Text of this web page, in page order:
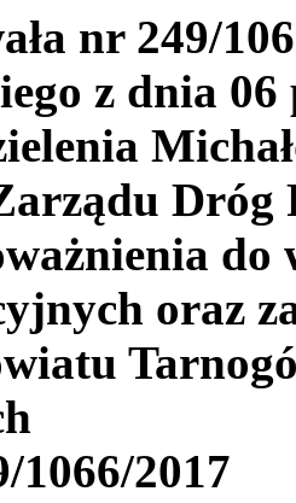
nr 249/
z dnia
Dróg
do
oraz
1066/2017